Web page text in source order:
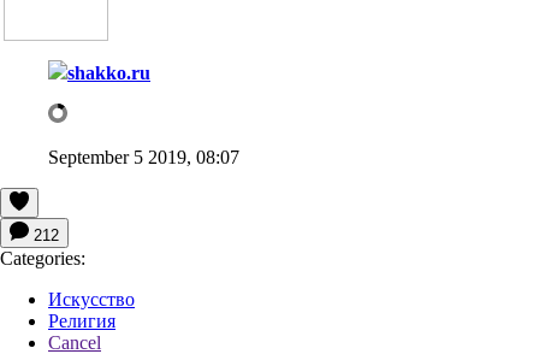
shakko.ru
September 5 2019, 08:07
212
Categories:
Искусство
Религия
Cancel